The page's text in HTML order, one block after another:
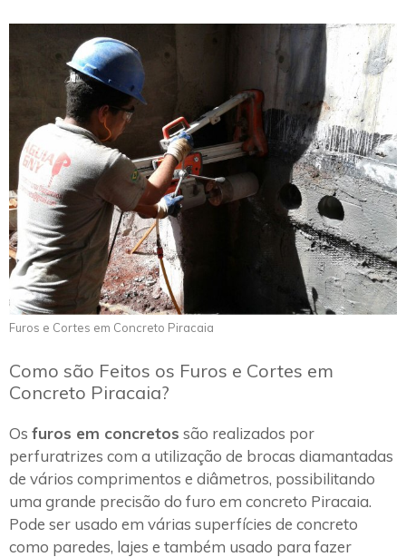
Furos e Cortes em Concreto Piracaia
Como são Feitos os Furos e Cortes em
Concreto Piracaia?
Os furos em concretos são realizados por
perfuratrizes com a utilização de brocas diamantadas
de vários comprimentos e diâmetros, possibilitando
uma grande precisão do furo em concreto Piracaia.
Pode ser usado em várias superfícies de concreto
como paredes, lajes e também usado para fazer